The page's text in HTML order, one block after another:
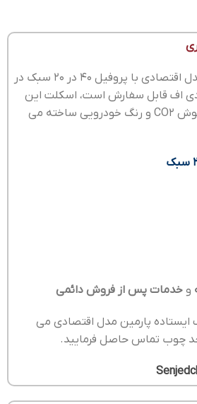
شلف ایستاده پارمین مدل اقتصادی با پروفیل 40 در 20 سبک در
اف قابل سفارش است، اسکلت این
شلف فلزی ایستاده با جوش CO2 و رنگ خودرویی ساخته می
و خدمات پس از فروش دائمی
پارمین مدل اقتصادی می
چوب تماس حاصل فرمایید.